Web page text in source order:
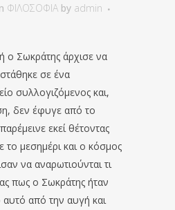
ΦΙΛΟΣΟΦΙΑ by admin
ο Σωκράτης άρχισε να
στάθηκε σε ένα
συλλογιζόμενος και,
δεν έφυγε από το
εκεί θέτοντας
το μεσημέρι και ο κόσμος
να αναρωτιούνται τι
πως ο Σωκράτης ήταν
αυτό από την αυγή και